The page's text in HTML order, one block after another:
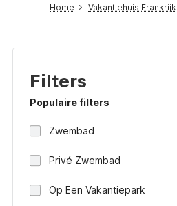
Home Vakantiehuis Frankrijk
Filters
Populaire filters
Zwembad
Privé Zwembad
Op Een Vakantiepark